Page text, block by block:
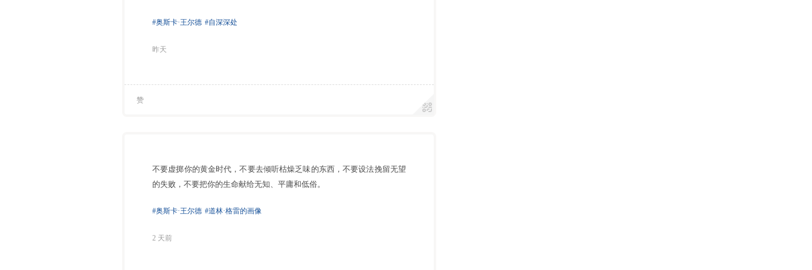
#奥斯卡·王尔德 #自深深处
昨天
赞
不要虚掷你的黄金时代，不要去倾听枯燥乏味的东西，不要设法挽留无望
的失败，不要把你的生命献给无知、平庸和低俗。
#奥斯卡·王尔德 #道林·格雷的画像
2 天前